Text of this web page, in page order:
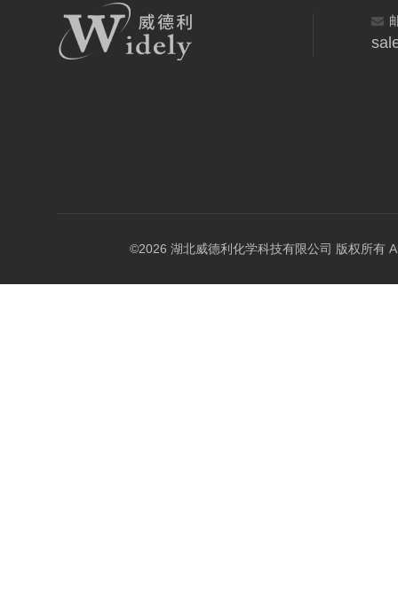
©2026 湖北威德利化学科技有限公司 版权所有